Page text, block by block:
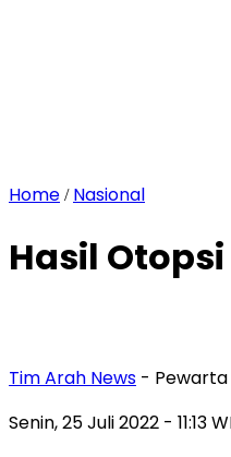
Home / Nasional
Hasil
Tim Arah News - Pewarta
Senin, 25 Juli 2022 - 11:13